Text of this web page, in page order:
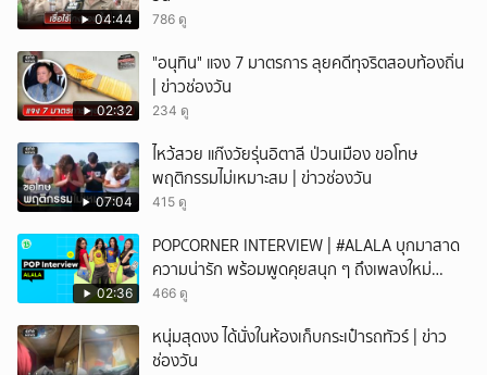
04:44 786 ดู
02:32
"อนุทิน" แจง 7 มาตรการ ลุยคดีทุจริตสอบท้องถิ่น
| ข่าวช่องวัน
234 ดู
07:04
ไหว้สวย แก๊งวัยรุ่นอิตาลี ป่วนเมือง ขอโทษ
พฤติกรรมไม่เหมาะสม | ข่าวช่องวัน
415 ดู
02:36
POPCORNER INTERVIEW | #ALALA บุกมาสาด
ความน่ารัก พร้อมพูดคุยสนุก ๆ ถึงเพลงใหม่
'ON&OFF'
466 ดู
หนุ่มสุดงง ได้นั่งในห้องเก็บกระเป๋ารถทัวร์ | ข่าว
ช่องวัน